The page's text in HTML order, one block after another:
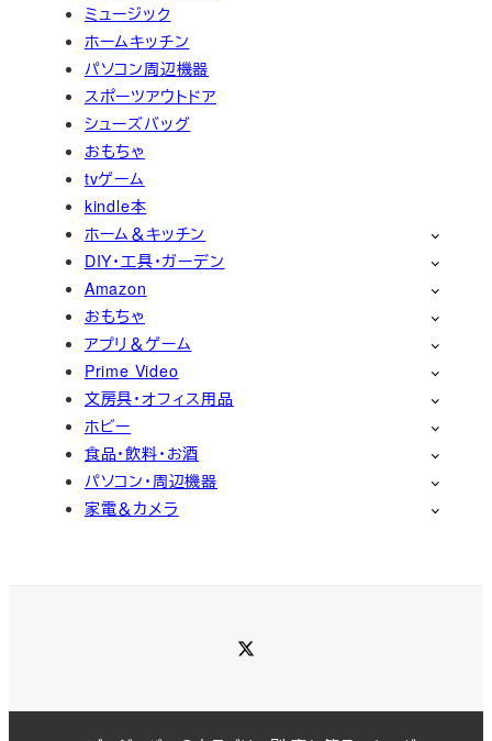
ミュージック
ホームキッチン
パソコン周辺機器
スポーツアウトドア
シューズバッグ
おもちゃ
tvゲーム
kindle本
ホーム＆キッチン
DIY・工具・ガーデン
Amazon
おもちゃ
アプリ＆ゲーム
Prime Video
文房具・オフィス用品
ホビー
食品・飲料・お酒
パソコン・周辺機器
家電＆カメラ